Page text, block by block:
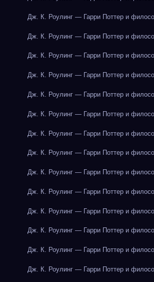
Дж. К. Роулинг — Гарри Поттер и
Дж. К. Роулинг — Гарри Поттер и
Дж. К. Роулинг — Гарри Поттер и
Дж. К. Роулинг — Гарри Поттер и
Дж. К. Роулинг — Гарри Поттер и
Дж. К. Роулинг — Гарри Поттер и
Дж. К. Роулинг — Гарри Поттер и
Дж. К. Роулинг — Гарри Поттер и
Дж. К. Роулинг — Гарри Поттер и
Дж. К. Роулинг — Гарри Поттер и
Дж. К. Роулинг — Гарри Поттер и
Дж. К. Роулинг — Гарри Поттер и
Дж. К. Роулинг — Гарри Поттер и
Дж. К. Роулинг — Гарри Поттер и